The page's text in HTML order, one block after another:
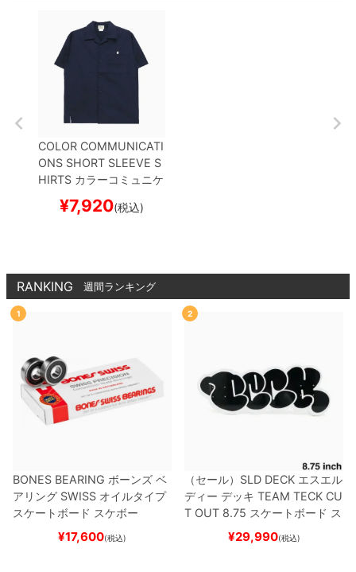
COLOR COMMUNICATI
ONS SHORT SLEEVE S
HIRTS カラーコミュニケ
ーションズ 半袖シャツ
RIP EMB TC TWILLDAR
¥7,920(税込)
RANKING 週間ランキング
1
BONES BEARING ボーンズ ベ
アリング SWISS オイルタイプ
スケートボード スケボー
¥17,600(税込)
2
（セール） SLD DECK エスエル
ディー デッキ TEAM TECK CU
T OUT 8.75 スケートボード ス
¥29,990(税込)